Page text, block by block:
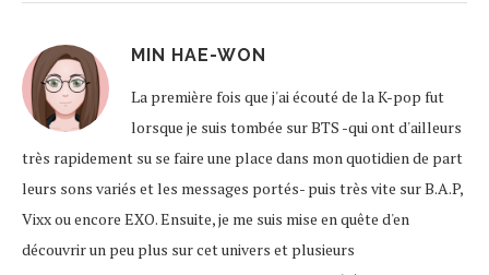
MIN HAE-WON
La première fois que j'ai écouté de la K-pop fut
lorsque je suis tombée sur BTS -qui ont d'ailleurs
très rapidement su se faire une place dans mon quotidien de part
leurs sons variés et les messages portés- puis très vite sur B.A.P,
Vixx ou encore EXO. Ensuite, je me suis mise en quête d'en
découvrir un peu plus sur cet univers et plusieurs